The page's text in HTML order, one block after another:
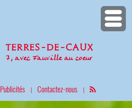
Terres-de-Caux
7, avec Fauville au coeur
Publicités | Contactez-nous |